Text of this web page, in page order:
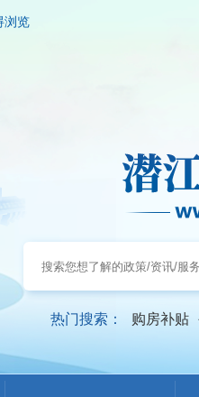
浏览
热门搜索： 购房补贴